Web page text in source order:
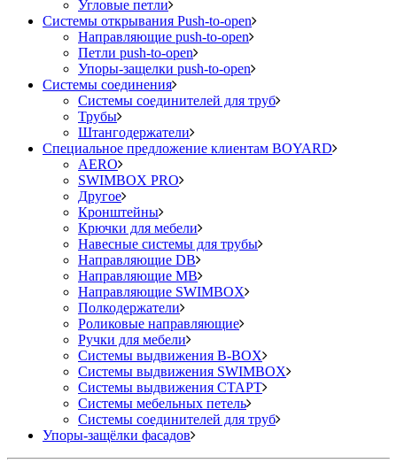
Угловые петли
Системы открывания Push-to-open
Направляющие push-to-open
Петли push-to-open
Упоры-защелки push-to-open
Системы соединения
Системы соединителей для труб
Трубы
Штангодержатели
Специальное предложение клиентам BOYARD
AERO
SWIMBOX PRO
Другое
Кронштейны
Крючки для мебели
Навесные системы для трубы
Направляющие DB
Направляющие MB
Направляющие SWIMBOX
Полкодержатели
Роликовые направляющие
Ручки для мебели
Системы выдвижения B-BOX
Системы выдвижения SWIMBOX
Системы выдвижения СТАРТ
Системы мебельных петель
Системы соединителей для труб
Упоры-защёлки фасадов